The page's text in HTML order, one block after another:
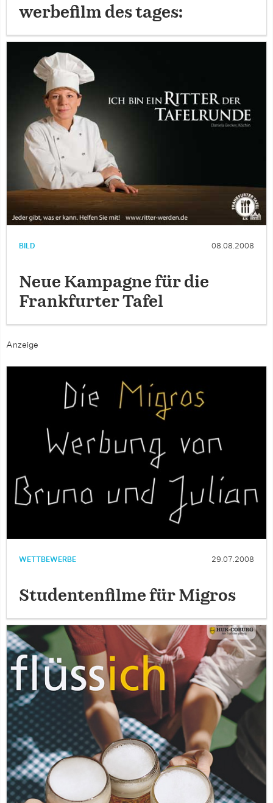
werbefilm des tages:
BILD 08.08.2008
Neue Kampagne für die
Frankfurter Tafel
Anzeige
WETTBEWERBE 29.07.2008
Studentenfilme für Migros